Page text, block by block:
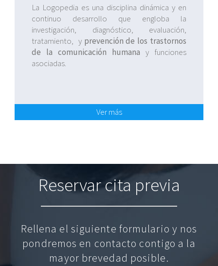
La Logopedia es una disciplina dinámica y en
continuo desarrollo que engloba la
investigación, diagnóstico, evaluación,
tratamiento, y prevención de los trastornos
de la comunicación humana y funciones
asociadas.
Ver más
Reservar cita previa
Rellena el siguiente formulario y nos
pondremos en contacto contigo a la
mayor brevedad posible.